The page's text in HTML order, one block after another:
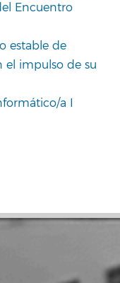
Encuentro
estable de
impulso de su
a I